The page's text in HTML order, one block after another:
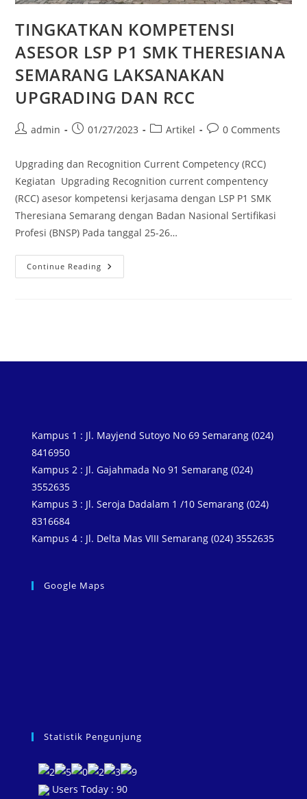
TINGKATKAN KOMPETENSI
ASESOR LSP P1 SMK THERESIANA
SEMARANG LAKSANAKAN
UPGRADING DAN RCC
admin 01/27/2023 Artikel 0 Comments
Upgrading dan Recognition Current Competency (RCC)
Kegiatan Upgrading Recognition current compentency
(RCC) asesor kompetensi kerjasama dengan LSP P1 SMK
Theresiana Semarang dengan Badan Nasional Sertifikasi
Profesi (BNSP) Pada tanggal 25-26…
Continue Reading
Kampus 1 : Jl. Mayjend Sutoyo No 69 Semarang (024)
8416950
Kampus 2 : Jl. Gajahmada No 91 Semarang (024)
3552635
Kampus 3 : Jl. Seroja Dadalam 1 /10 Semarang (024)
8316684
Kampus 4 : Jl. Delta Mas VIII Semarang (024) 3552635
Google Maps
Statistik Pengunjung
Users Today : 90